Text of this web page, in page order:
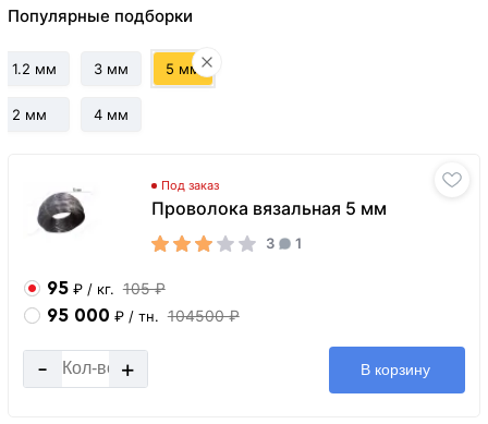
Популярные подборки
1.2 мм
2 мм
3 мм
4 мм
5 мм
Под заказ
Проволока вязальная 5 мм
3 1
95 ₽ / кг. 105 ₽
95 000 ₽ / тн. 104500 ₽
- + В корзину